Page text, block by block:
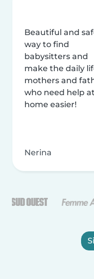
Beautiful and
way to find
babysitters and
make the daily
mothers and
who need help at
home easier!
Nerina